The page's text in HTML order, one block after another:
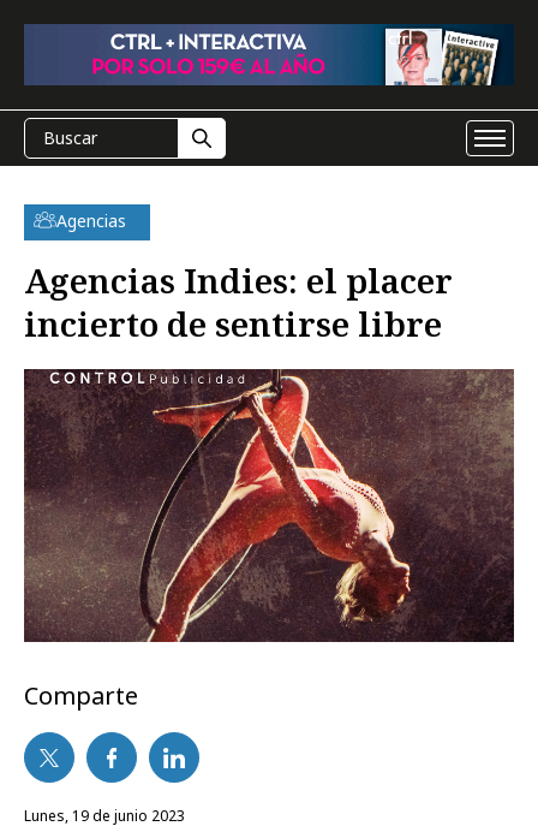
Agencias
Agencias Indies: el placer
incierto de sentirse libre
Comparte
lunes, 19 de junio 2023